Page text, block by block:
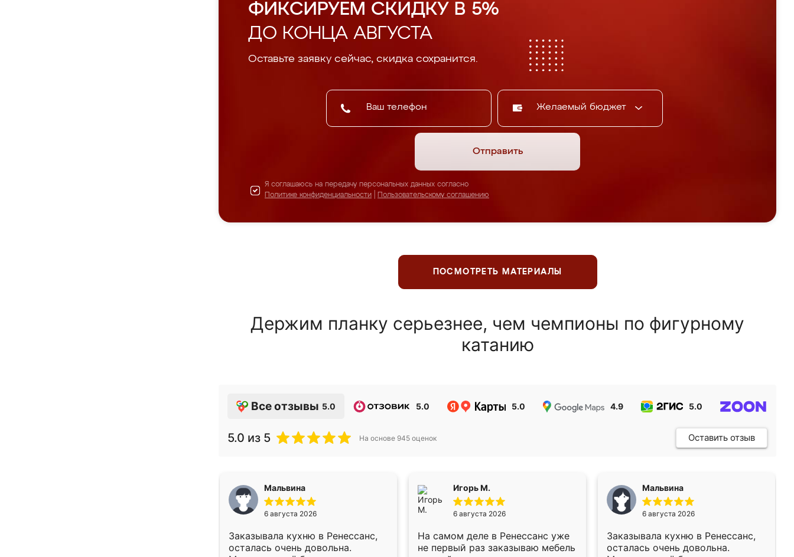
ФИКСИРУЕМ СКИДКУ В 5%
ДО КОНЦА АВГУСТА
Оставьте заявку сейчас, скидка сохранится.
Желаемый бюджет
Отправить
Я соглашаюсь на передачу персональных данных согласно
Политике конфиденциальности
Пользовательскому соглашению
ПОСМОТРЕТЬ МАТЕРИАЛЫ
Держим планку серьезнее, чем чемпионы по фигурному
катанию
Все отзывы 5.0 5.0 5.0 4.9 5.0
5.0 из 5 На основе 945 оценок Оставить отзыв
Мальвина
6 августа 2026
Заказывала кухню в Ренессанс,
осталась очень довольна.
Игорь М.
6 августа 2026
На самом деле в Ренессанс уже
не первый раз заказываю мебель
Мальвина
6 августа 2026
Заказывала кухню в Ренессанс,
осталась очень довольна.